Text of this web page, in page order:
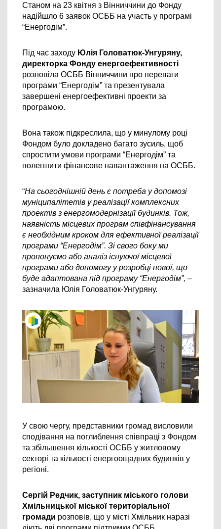
Станом на 23 квітня з Вінниччини до Фонду
надійшло 6 заявок ОСББ на участь у програмі
“Енергодім”.
Під час заходу Юлія Головатюк-Унгуряну,
розповіла ОСББ Вінниччини про переваги
програми “Енергодім” та презентувала
завершені енергоефективні проекти за
програмою.
Вона також підкреслила, що у минулому році
Фондом було докладено багато зусиль, щоб
спростити умови програми “Енергодім” та
полегшити фінансове навантаження на ОСББ.
“На сьогоднішній день є потреба у допомозі
муніципалітетів у реалізації комплексних
проектів з енергомодернізації будинків. Тож,
наявність місцевих програм співфінансування
є необхідним кроком для ефективної реалізації
програми “Енергодім”. Зі свого боку ми
пропонуємо або аналіз існуючої місцевої
програми або допомогу у розробці нової, що
буде адаптована під програму “Енергодім”, –
зазначила Юлія Головатюк-Унгуряну.
У свою чергу, представники громад висловили
сподівання на поглиблення співпраці з Фондом
та збільшення кількості ОСББ у житловому
секторі та кількості енергоощадних будинків у
регіоні.
Сергій Редчик, заступник міського голови
Хмільницької міської територіальної
громади розповів, що у місті Хмільник наразі